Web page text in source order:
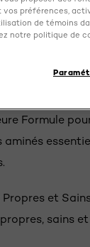
pour
Formule
aminés
Propres et
sains
vos préférences,
de témoins
notre politique de